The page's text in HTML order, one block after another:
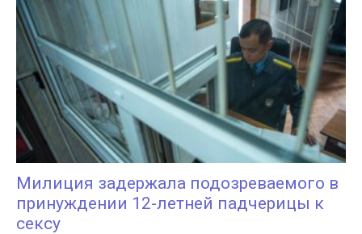
Милиция задержала подозреваемого в
принуждении 12-летней падчерицы к
сексу